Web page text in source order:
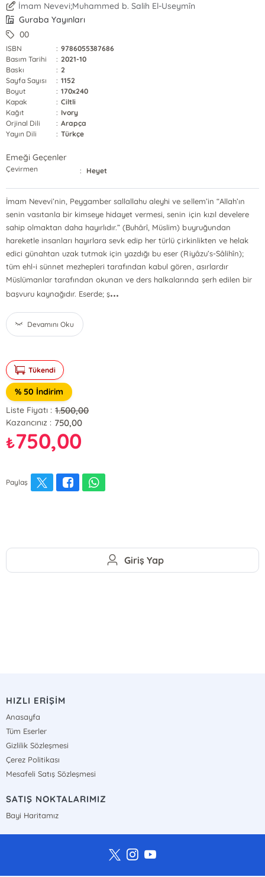
İmam Nevevi;Muhammed b. Salih El-Useymîn
Guraba Yayınları
00
ISBN : 9786055387686
Basım Tarihi
: 2021-10
Baskı
: 2
Sayfa Sayısı
: 1152
Boyut
: 170x240
Kapak
: Ciltli
Kağıt
: Ivory
Orjinal Dili
: Arapça
Yayın Dili
: Türkçe
Emeği Geçenler
Çevirmen : Heyet
İmam Nevevi’nin, Peygamber sallallahu aleyhi ve sellem’in “Allah’ın
senin vasıtanla bir kimseye hidayet vermesi, senin için kızıl develere
sahip olmaktan daha hayırlıdır.” (Buhârî, Müslim) buyruğundan
hareketle insanları hayırlara sevk edip her türlü çirkinlikten ve helak
edici günahtan uzak tutmak için yazdığı bu eser (Riyâzu’s-Sâlihîn);
tüm ehl-i sünnet mezhepleri tarafından kabul gören, asırlardır
Müslümanlar tarafından okunan ve ders halkalarında şerh edilen bir
başvuru kaynağıdır. Eserde; ş...
Devamını Oku
Tükendi
% 50 İndirim
Liste Fiyatı : 1.500,00
Kazancınız : 750,00
₺750,00
Paylaş
Giriş Yap
HIZLI ERİŞİM
Anasayfa
Tüm Eserler
Gizlilik Sözleşmesi
Çerez Politikası
Mesafeli Satış Sözleşmesi
SATIŞ NOKTALARIMIZ
Bayi Haritamız